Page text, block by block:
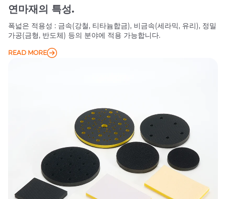
연마재의 특성.
폭넓은 적용성 : 금속(강철, 티타늄합금), 비금속(세라믹, 유리), 정밀
가공(금형, 반도체) 등의 분야에 적용 가능합니다. ‌
READ MORE